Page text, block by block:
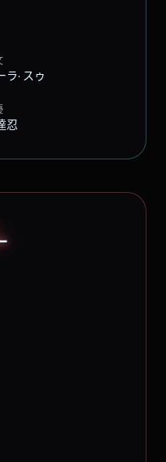
ラ· スゥ
忍